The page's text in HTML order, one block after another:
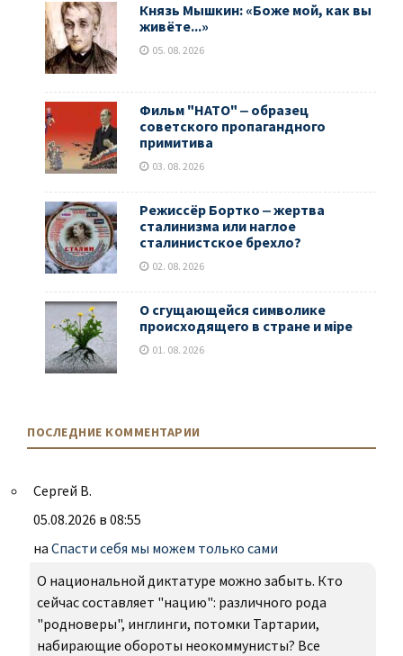
Князь Мышкин: «Боже мой, как вы
живёте...»
05. 08. 2026
Фильм "НАТО" ‒ образец
советского пропагандного
примитива
03. 08. 2026
Режиссёр Бортко ‒ жертва
сталинизма или наглое
сталинистское брехло?
02. 08. 2026
О сгущающейся символике
происходящего в стране и мiре
01. 08. 2026
ПОСЛЕДНИЕ КОММЕНТАРИИ
Сергей В.
05.08.2026 в 08:55
на Спасти себя мы можем только сами
О национальной диктатуре можно забыть. Кто
сейчас составляет "нацию": различного рода
"родноверы", инглинги, потомки Тартарии,
набирающие обороты неокоммунисты? Все